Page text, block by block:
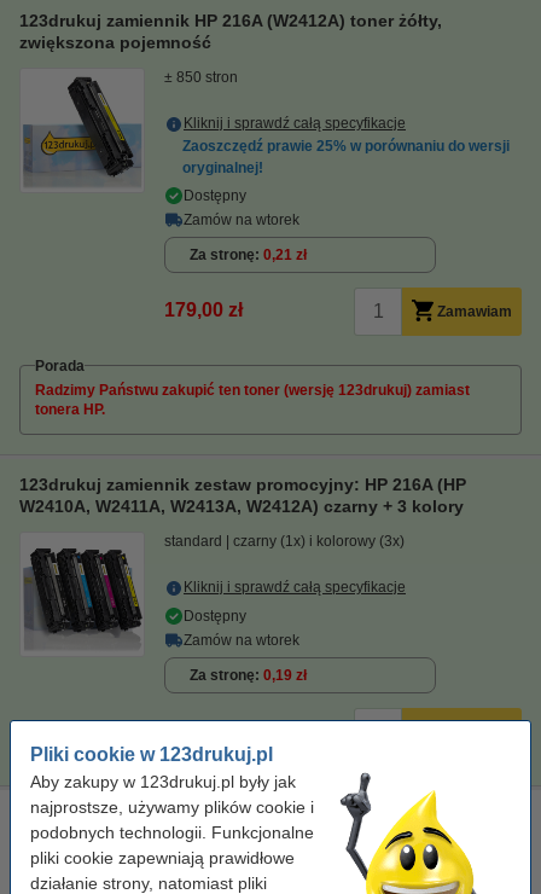
Pliki cookie w 123drukuj.pl
Aby zakupy w 123drukuj.pl były jak
najprostsze, używamy plików cookie i
podobnych technologii. Funkcjonalne
pliki cookie zapewniają prawidłowe
działanie strony, natomiast pliki
123drukuj zamiennik HP 216A (W2412A) toner żółty,
zwiększona pojemność
± 850 stron
Kliknij i sprawdź całą specyfikacje
Zaoszczędź prawie 25% w porównaniu do wersji
oryginalnej!
Dostępny
Zamów na wtorek
Za stronę 0,21 zł
179,00 zł Zamawiam
Porada
Radzimy Państwu zakupić ten toner (wersję 123drukuj) zamiast
tonera HP.
123drukuj zamiennik zestaw promocyjny: HP 216A (HP
W2410A, W2411A, W2413A, W2412A) czarny + 3 kolory
standard czarny (1x) i kolorowy (3x)
Kliknij i sprawdź całą specyfikacje
Dostępny
Zamów na wtorek
Za stronę 0,19 zł
Ściereczka do czyszczenia drukarki laserowej
ściereczka do czyszczenia 43 x 32 cm
żółty
999058